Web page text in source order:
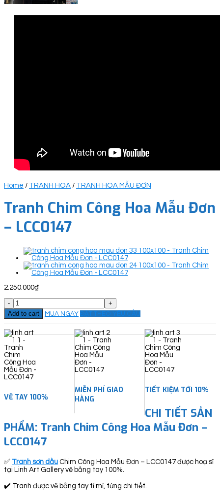
Home / TRANH HOA / TRANH HOA MẪU ĐƠN
Tranh Chim Công Hoa Mẫu Đơn
– LCC0147
2.250.000₫
Tranh
Chim
Công
Hoa
Mẫu
Đơn
-
LCC0147
quantity
Add to cart MUA NGAY ĐẶT THEO YÊU CẦU
VẼ TAY 100%
MIỄN PHÍ GIAO
HÀNG
TIẾT KIỆM TỚI 10%
CHI TIẾT SẢN
PHẨM: Tranh Chim Công Hoa Mẫu Đơn –
LCC0147
✅ Tranh sơn dầu Chim Công Hoa Mẫu Đơn – LCC0147 được hoạ sĩ
tại Linh Art Gallery vẽ bằng tay 100%.
✔️ Tranh được vẽ bằng tay tỉ mỉ, từng chi tiết.